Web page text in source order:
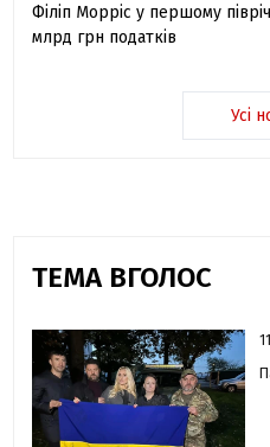
Філіп Морріс у першому
млрд грн податків
Усі
ТЕМА ВГОЛОС